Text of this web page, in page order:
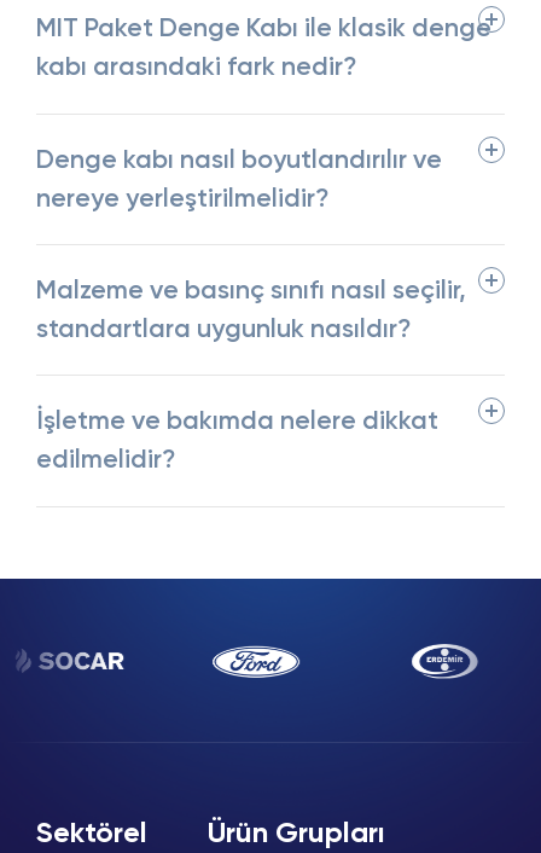
MIT Paket Denge Kabı ile klasik denge
kabı arasındaki fark nedir?
Denge kabı nasıl boyutlandırılır ve
nereye yerleştirilmelidir?
Malzeme ve basınç sınıfı nasıl seçilir,
standartlara uygunluk nasıldır?
İşletme ve bakımda nelere dikkat
edilmelidir?
Sektörel
Ürün Grupları